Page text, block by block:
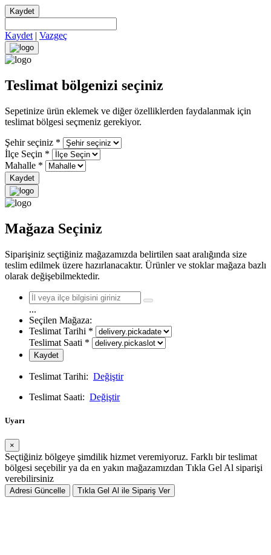
Kaydet
Kaydet | Vazgeç
Teslimat bölgenizi seçiniz
Sepetinize ürün eklemek ve diğer özelliklerden faydalanmak için
teslimat bölgesi seçmeniz gerekiyor.
Şehir seçiniz *
İlçe Seçin *
Mahalle *
Kaydet
Mağaza Seçiniz
Siparişiniz seçtiğiniz mağazamızda belirtilen saat aralığında size
teslim edilmek üzere hazırlanacaktır. Ürünler ve stoklar mağaza bazlı
olarak değişebilmektedir.
...
Seçilen Mağaza:
Teslimat Tarihi *
Teslimat Saati *
Kaydet
Teslimat Tarihi: Değiştir
Teslimat Saati: Değiştir
Uyarı
×
Seçtiğiniz bölgeye şimdilik hizmet veremiyoruz. Farklı bir teslimat
bölgesi seçebilir ya da en yakın mağazamızdan Tıkla Gel Al siparişi
verebilirsiniz
Adresi Güncelle Tıkla Gel Al ile Sipariş Ver